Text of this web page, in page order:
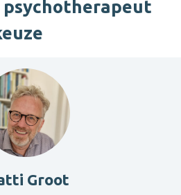
psychotherapeut
Groot